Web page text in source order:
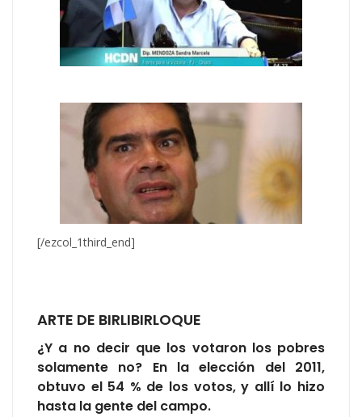
[/ezcol_1third_end]
ARTE DE BIRLIBIRLOQUE
¿Y a no decir que los votaron los pobres
solamente no? En la elección del 2011,
obtuvo el 54 % de los votos, y allí lo hizo
hasta la gente del campo.